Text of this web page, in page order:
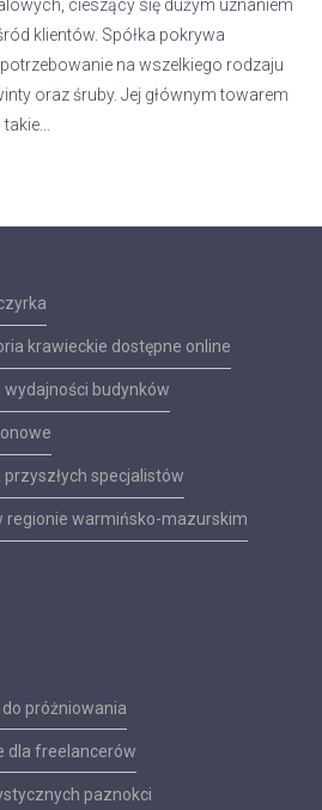
cieszący się dużym uznaniem
klientów. Spółka pokrywa
na wszelkiego rodzaju
oraz śruby. Jej głównym towarem
krawieckie dostępne online
budynków
przyszłych specjalistów
regionie warmińsko-mazurskim
próżniowania
dla freelancerów
paznokci